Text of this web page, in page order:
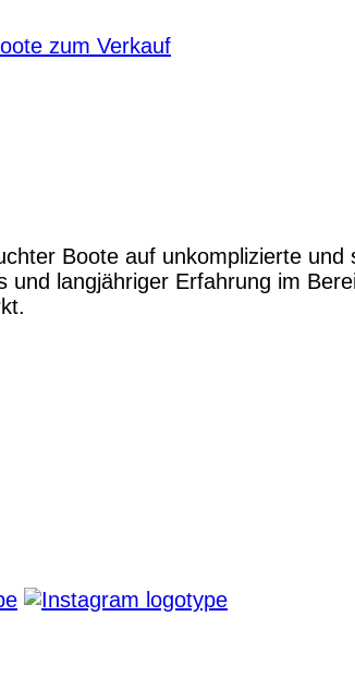
zum Verkauf
Boote auf unkomplizierte
und langjähriger Erfahrung im